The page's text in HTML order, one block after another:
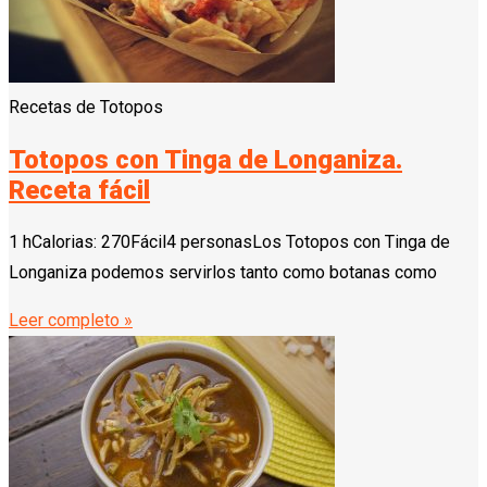
Recetas de Totopos
Totopos con Tinga de Longaniza.
Receta fácil
1 hCalorias: 270Fácil4 personasLos Totopos con Tinga de
Longaniza podemos servirlos tanto como botanas como
Leer completo »